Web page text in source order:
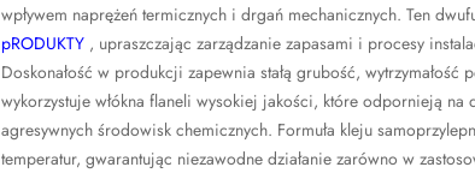
wpływem naprężeń termicznych i drgań mechanicznych. Ten
pRODUKTY , upraszczając zarządzanie zapasami i procesy
Doskonałość w produkcji zapewnia stałą grubość,
wykorzystuje włókna flaneli wysokiej jakości, które odpornieją na
agresywnych środowisk chemicznych. Formuła kleju
temperatur, gwarantując niezawodne działanie zarówno w